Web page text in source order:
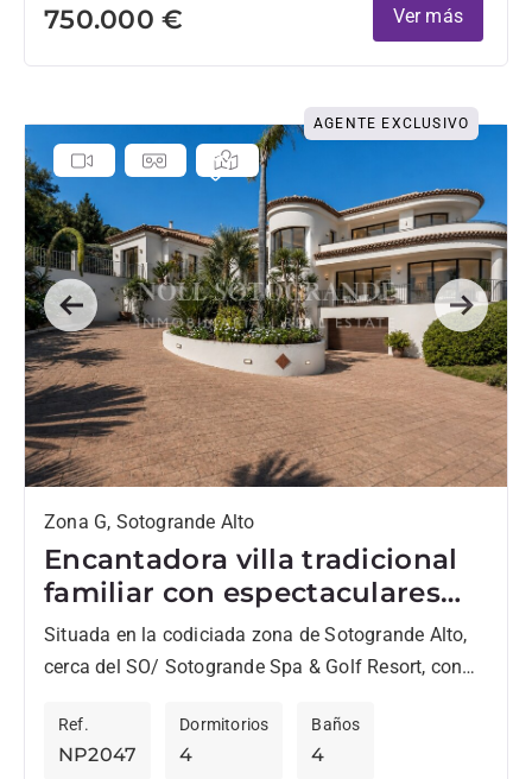
750.000 € Ver más
Previous Next
AGENTE EXCLUSIVO
Zona G, Sotogrande Alto
Encantadora villa tradicional
familiar con espectaculares
vistas panorámicas –
Sotogrande Alto
Situada en la codiciada zona de Sotogrande Alto,
cerca del SO/ Sotogrande Spa & Golf Resort, con
NP2047
Ref.
4
Dormitorios
4
Baños